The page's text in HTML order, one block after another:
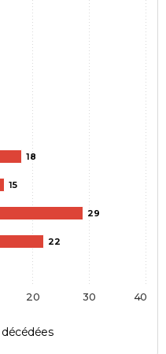
18
15
29
22
20 30 40